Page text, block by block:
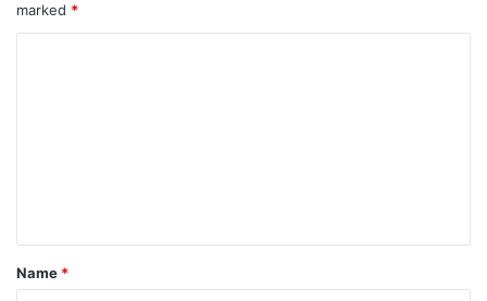
marked *
t
*
Name *